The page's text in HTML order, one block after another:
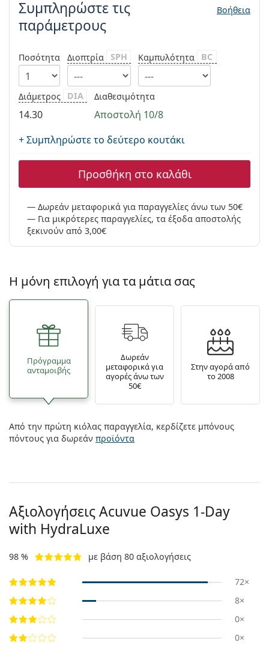
Persol
Prada
Όλες οι μάρκες
Συμπληρώστε τις
παράμετρους
Βοήθεια
Ποσότητα Διοπτρία SPH Καμπυλότητα BC
Διάμετρος DIA
14.30
Διαθεσιμότητα
Αποστολή 10/8
+ Συμπληρώστε το δεύτερο κουτάκι
Προσθήκη στο καλάθι
Δωρεάν μεταφορικά για παραγγελίες άνω των 50€
Για μικρότερες παραγγελίες, τα έξοδα αποστολής
ξεκινούν από 3,00€
Η μόνη επιλογή για τα μάτια σας
Πρόγραμμα
ανταμοιβής
Δωρεάν
μεταφορικά για
αγορές άνω των
50€
Στην αγορά από
το 2008
Από την πρώτη κιόλας παραγγελία, κερδίζετε μπόνους
πόντους για δωρεάν προϊόντα
Αξιολογήσεις Acuvue Oasys 1-Day
with HydraLuxe
98 % με βάση 80 αξιολογήσεις
72×
8×
0×
0×